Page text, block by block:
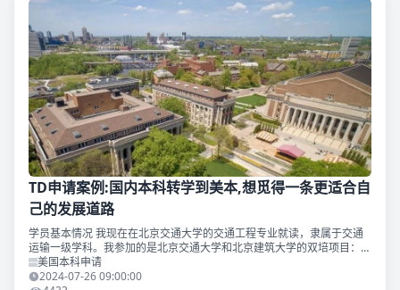
TD申请案例:国内本科转学到美本,想觅得一条更适合自
己的发展道路
学员基本情况 我现在在北京交通大学的交通工程专业就读，隶属于交通
运输一级学科。我参加的是北京交通大学和北京建筑大学的双培项目：前
三年在北京交通大学就读，最后一年按计划回到北京建筑大学进行毕业设
计（北京建筑大学毕业
美国本科申请
2024-07-26 09:00:00